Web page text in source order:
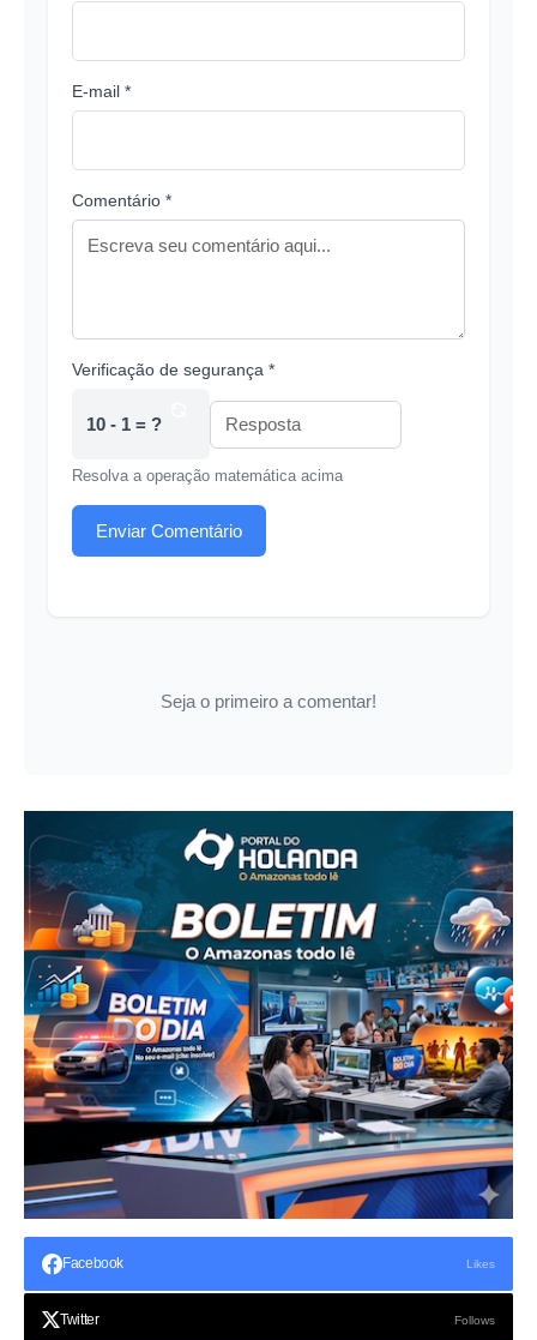
E-mail *
Comentário *
Verificação de segurança *
10 - 1 = ?
Resolva a operação matemática acima
Enviar Comentário
Seja o primeiro a comentar!
Facebook Likes
Twitter Follows